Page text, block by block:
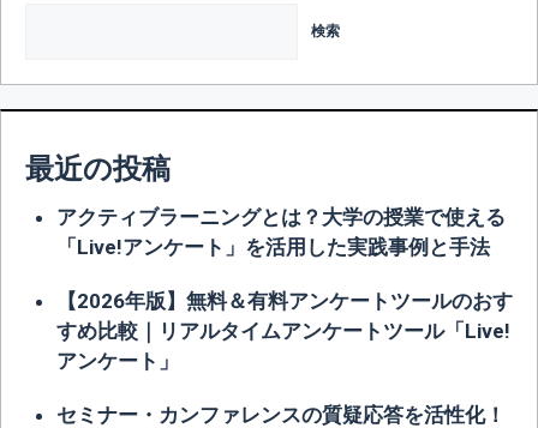
検索
最近の投稿
アクティブラーニングとは？大学の授業で使える
「Live!アンケート」を活用した実践事例と手法
【2026年版】無料＆有料アンケートツールのおす
すめ比較｜リアルタイムアンケートツール「Live!
アンケート」
セミナー・カンファレンスの質疑応答を活性化！